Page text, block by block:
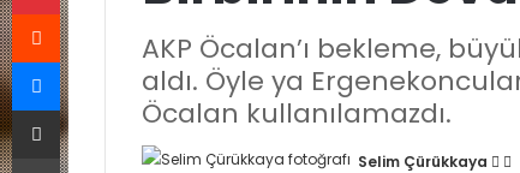
AKP Öcalan’ı bekleme,
aldı. Öyle ya
Öcalan kullanılamazdı.
Selim Çürükkaya
F
Reddit
Messenger
E-Posta ile paylaş
Yazdır